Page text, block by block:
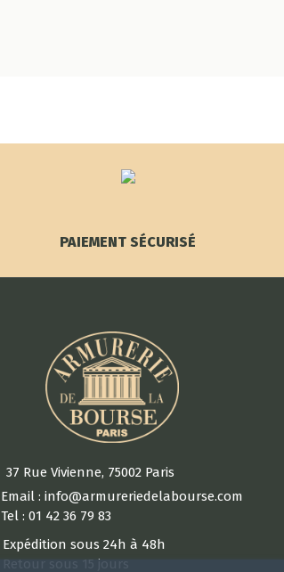
PAIEMENT SÉCURISÉ
37 Rue Vivienne, 75002 Paris
Email : info@armureriedelabourse.com
Tel : 01 42 36 79 83
Expédition sous 24h à 48h
Retour sous 15 jours